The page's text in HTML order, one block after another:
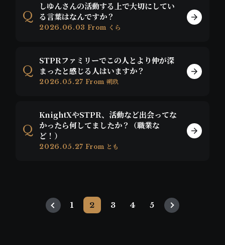
しゆんさんの活動する上で大切にしてい
る言葉はなんですか？
2026.06.03 From くら
STPRファミリーでこの人とより仲が深
まったと感じる人はいますか？
2026.05.27 From 朔玖
KnightXやSTPR、活動など出会ってな
かったら何してましたか？（職業な
ど！）
2026.05.27 From とも
1 2 3 4 5